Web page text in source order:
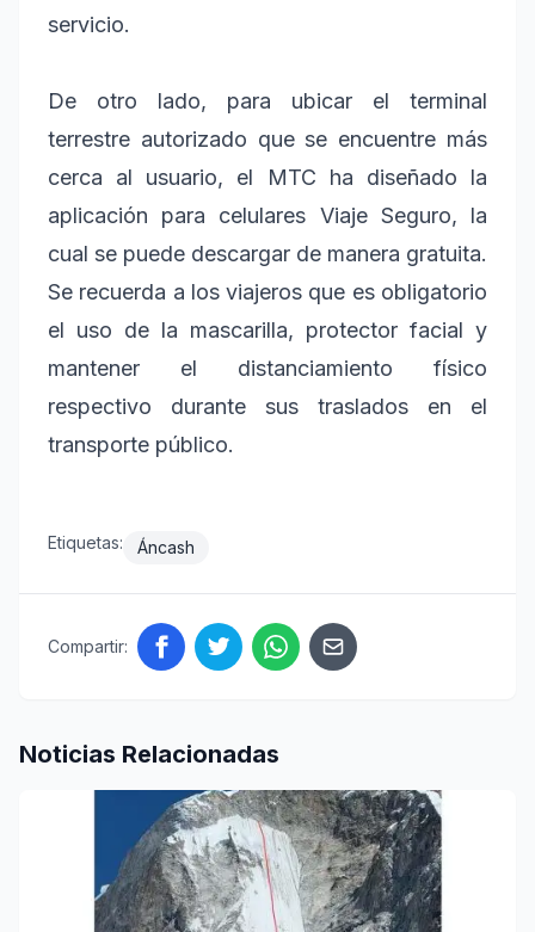
servicio.
De otro lado, para ubicar el terminal
terrestre autorizado que se encuentre más
cerca al usuario, el MTC ha diseñado la
aplicación para celulares Viaje Seguro, la
cual se puede descargar de manera gratuita.
Se recuerda a los viajeros que es obligatorio
el uso de la mascarilla, protector facial y
mantener el distanciamiento físico
respectivo durante sus traslados en el
transporte público.
Etiquetas: Áncash
Compartir:
Noticias Relacionadas